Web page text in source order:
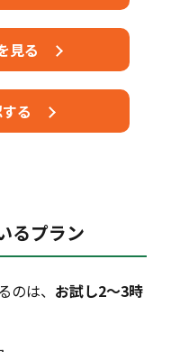
見る
る
るプラン
は、 お試し2～3時